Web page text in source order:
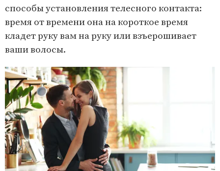
способы установления телесного контакта:
время от времени она на короткое время
кладет руку вам на руку или взъерошивает
ваши волосы.